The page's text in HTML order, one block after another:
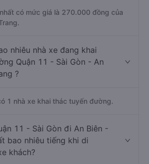
có mức giá là 270.000 đồng của
nhiêu nhà xe đang khai
Quận 11 - Sài Gòn - An
?
1 nhà xe khai thác tuyến đường.
11 - Sài Gòn đi An Biên -
bao nhiêu tiếng khi di
khách?